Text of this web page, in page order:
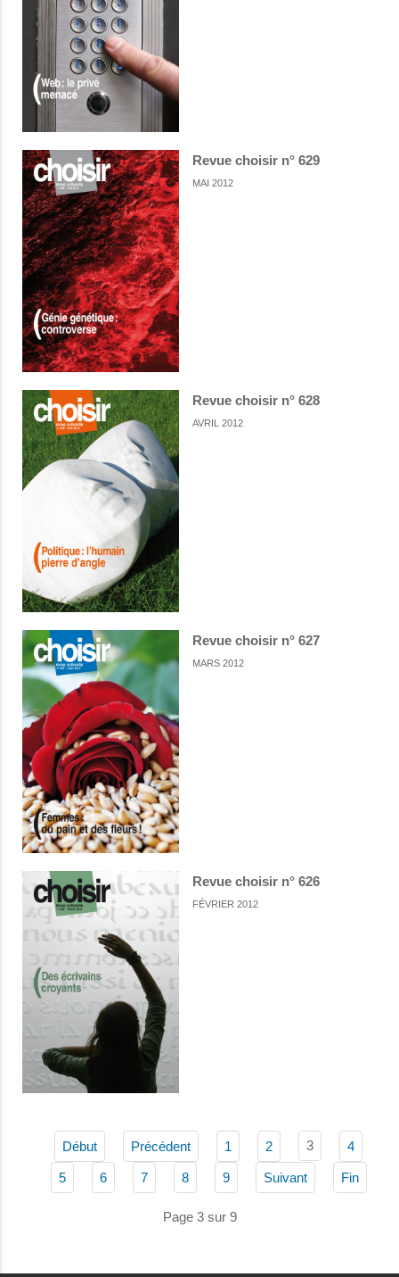
Revue choisir n° 629
MAI 2012
Revue choisir n° 628
AVRIL 2012
Revue choisir n° 627
MARS 2012
Revue choisir n° 626
FÉVRIER 2012
Début Précédent 1 2 3 4
5 6 7 8 9 Suivant Fin
Page 3 sur 9